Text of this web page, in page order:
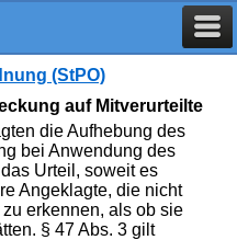
(StPO)
auf Mitverurteilte
die Aufhebung des
bei Anwendung des
Urteil, soweit es
Angeklagte, die nicht
erkennen, als ob sie
§ 47 Abs. 3 gilt